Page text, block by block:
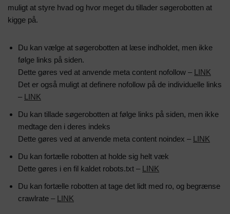
muligt at styre hvad og hvor meget du tillader søgerobotten at
kigge på.
Du kan vælge at søgerobotten at læse indholdet, men ikke
følge links på siden.
Dette gøres ved at anvende meta content nofollow – LINK
Det er også muligt at definere nofollow på de individuelle links
– LINK
Du kan tillade søgerobotten at følge links på siden, men ikke
medtage den i deres indeks
Dette gøres ved at anvende meta content noindex – LINK
Du kan fortælle robotten at holde sig helt væk
Dette gøres i en fil kaldet robots.txt – LINK
Du kan fortælle robotten at tage det lidt med ro, og begrænse
crawlrate – LINK